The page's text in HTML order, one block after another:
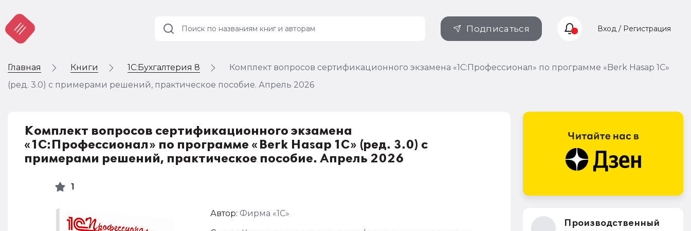
Подписаться Вход / Регистрация
Главная Книги 1С:Бухгалтерия 8
Комплект вопросов сертификационного экзамена «1С:Профессионал» по программе «Berk Hasap 1C»
(ред. 3.0) с примерами решений, практическое пособие. Апрель 2026
Комплект вопросов сертификационного экзамена
«1С:Профессионал» по программе «Berk Hasap 1C» (ред. 3.0) с
примерами решений, практическое пособие. Апрель 2026
1
Автор: Фирма «1С»
Производственный
Учет и
налогообложение